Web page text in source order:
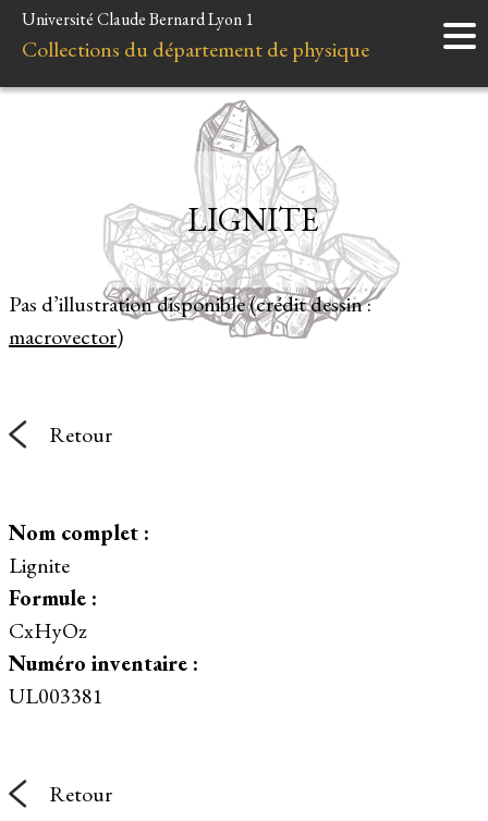
Accueil
Instruments
Liens et ressources
Université Claude Bernard Lyon 1
Collections du département de physique
Pas d’illustration disponible (crédit dessin :
macrovector)
LIGNITE
Retour
Nom complet :
Lignite
Formule :
CxHyOz
Numéro inventaire :
UL003381
Retour